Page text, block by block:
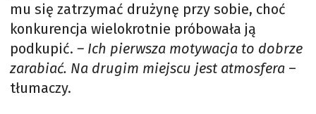
mu się zatrzymać drużynę przy sobie, choć
konkurencja wielokrotnie próbowała ją
podkupić. – Ich pierwsza motywacja to dobrze
zarabiać. Na drugim miejscu jest atmosfera –
tłumaczy.